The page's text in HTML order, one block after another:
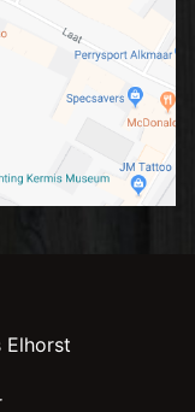
Elhorst